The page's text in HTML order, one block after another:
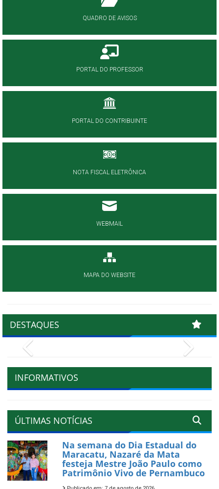
QUADRO DE AVISOS
PORTAL DO PROFESSOR
PORTAL DO CONTRIBUINTE
NOTA FISCAL ELETRÔNICA
WEBMAIL
MAPA DO WEBSITE
DESTAQUES
INFORMATIVOS
ÚLTIMAS NOTÍCIAS
Na semana do Dia Estadual do
Maracatu, Nazaré da Mata
festeja Mestre João Paulo como
Patrimônio Vivo de Pernambuco